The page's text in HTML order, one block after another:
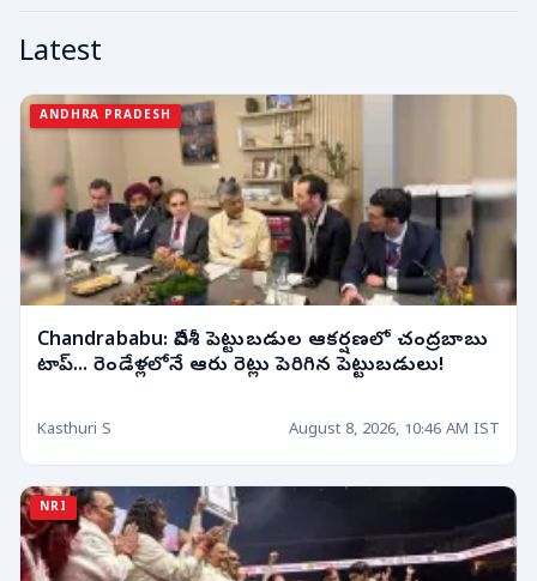
Latest
ANDHRA PRADESH
Chandrababu: విదేశీ పెట్టుబడుల ఆకర్షణలో చంద్రబాబు
టాప్... రెండేళ్లలోనే ఆరు రెట్లు పెరిగిన పెట్టుబడులు!
Kasthuri S August 8, 2026, 10:46 AM IST
NRI